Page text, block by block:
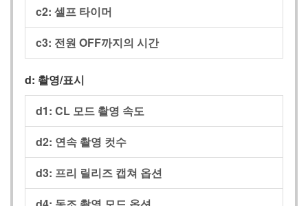
c2: 셀프 타이머
c3: 전원 OFF까지의 시간
d: 촬영/표시
d1: CL 모드 촬영 속도
d2: 연속 촬영 컷수
d3: 프리 릴리즈 캡쳐 옵션